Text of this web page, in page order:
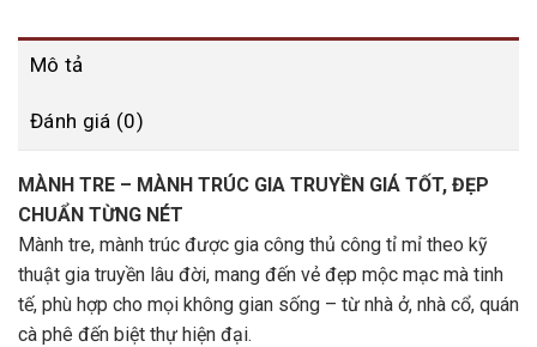
Mô tả
Đánh giá (0)
MÀNH TRE – MÀNH TRÚC GIA TRUYỀN GIÁ TỐT, ĐẸP
CHUẨN TỪNG NÉT
Mành tre, mành trúc được gia công thủ công tỉ mỉ theo kỹ
thuật gia truyền lâu đời, mang đến vẻ đẹp mộc mạc mà tinh
tế, phù hợp cho mọi không gian sống – từ nhà ở, nhà cổ, quán
cà phê đến biệt thự hiện đại.